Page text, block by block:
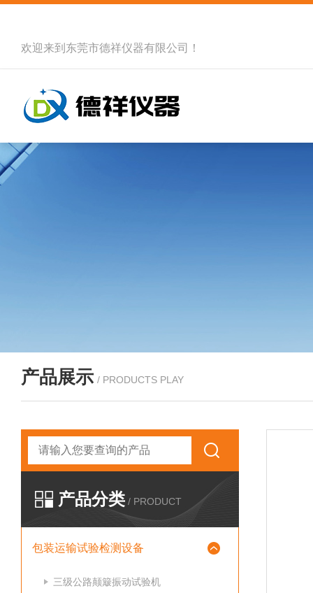
欢迎来到 东莞市德祥仪器有限公司 ！
产品展示 / PRODUCTS PLAY
产品分类 / PRODUCT
包装运输试验检测设备
三级公路颠簸振动试验机